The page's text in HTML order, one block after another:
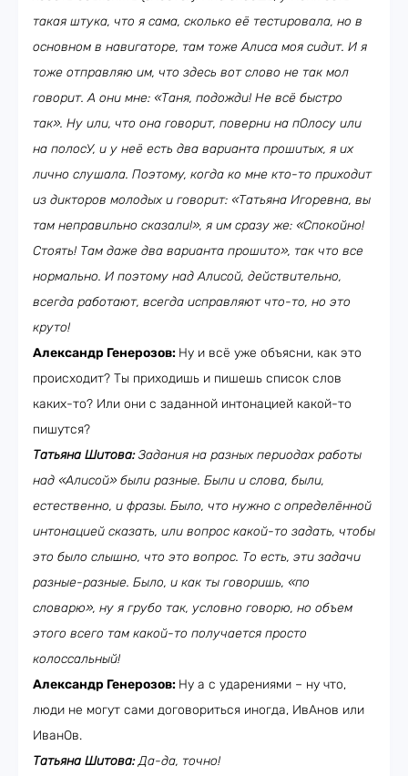
такая штука, что я сама, сколько её тестировала, но в
основном в навигаторе, там тоже Алиса моя сидит. И я
тоже отправляю им, что здесь вот слово не так мол
говорит. А они мне: «Таня, подожди! Не всё быстро
так». Ну или, что она говорит, поверни на пОлосу или
на полосУ, и у неё есть два варианта прошитых, я их
лично слушала. Поэтому, когда ко мне кто-то приходит
из дикторов молодых и говорит: «Татьяна Игоревна, вы
там неправильно сказали!», я им сразу же: «Спокойно!
Стоять! Там даже два варианта прошито», так что все
нормально. И поэтому над Алисой, действительно,
всегда работают, всегда исправляют что-то, но это
круто!
Александр Генерозов: Ну и всё уже объясни, как это
происходит? Ты приходишь и пишешь список слов
каких-то? Или они с заданной интонацией какой-то
пишутся?
Татьяна Шитова:Задания на разных периодах работы
над «Алисой» были разные. Были и слова, были,
естественно, и фразы. Было, что нужно с определённой
интонацией сказать, или вопрос какой-то задать, чтобы
это было слышно, что это вопрос. То есть, эти задачи
разные-разные. Было, и как ты говоришь, «по
словарю», ну я грубо так, условно говорю, но объем
этого всего там какой-то получается просто
колоссальный!
Александр Генерозов: Ну а с ударениями – ну что,
люди не могут сами договориться иногда, ИвАнов или
ИванОв.
Татьяна Шитова:Да-да, точно!